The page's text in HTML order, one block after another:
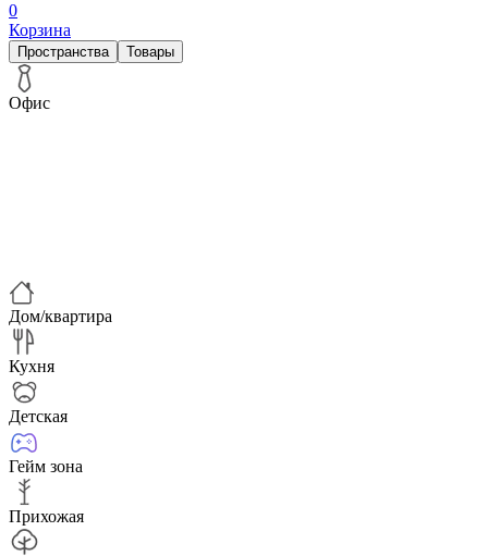
0
Корзина
Пространства Товары
Офис
Дом/квартира
Кухня
Детская
Гейм зона
Прихожая